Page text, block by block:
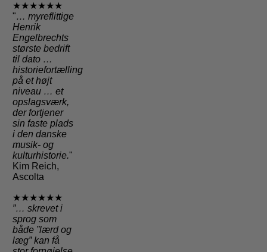
★★★★★★
"… myreflittige
Henrik
Engelbrechts
største bedrift
til dato …
historiefortælling
på et højt
niveau … et
opslagsværk,
der fortjener
sin faste plads
i den danske
musik- og
kulturhistorie."
Kim Reich,
Ascolta
★★★★★★
”… skrevet i
sprog som
både ”lærd og
læg” kan få